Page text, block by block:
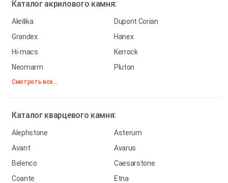
Каталог акрилового камня:
Akrilika
Dupont Corian
Grandex
Hanex
Hi-macs
Kerrock
Neomarm
Pluton
Смотреть все...
Каталог кварцевого камня:
Alephstone
Asterum
Avant
Avarus
Belenco
Caesarstone
Coante
Etna